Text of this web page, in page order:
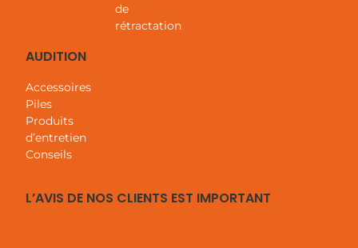
de
rétractation
AUDITION
Accessoires
Piles
Produits
d’entretien
Conseils
L’AVIS DE NOS CLIENTS EST IMPORTANT